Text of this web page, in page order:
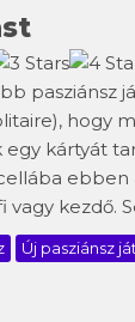
pasziánsz
hogy
egy kártyát
vagy kezdő.
Új pasziánsz